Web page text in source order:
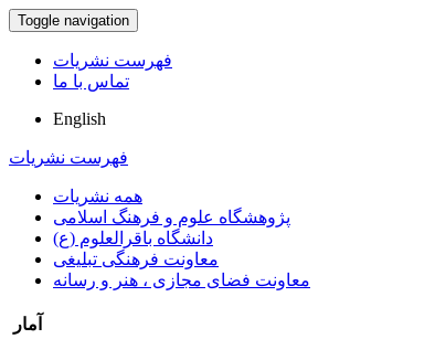
Toggle navigation
فهرست نشریات
تماس با ما
English
فهرست نشریات
همه نشریات
پژوهشگاه علوم و فرهنگ اسلامی
دانشگاه باقرالعلوم (ع)
معاونت فرهنگی تبلیغی
معاونت فضای مجازی ، هنر و رسانه
آمار